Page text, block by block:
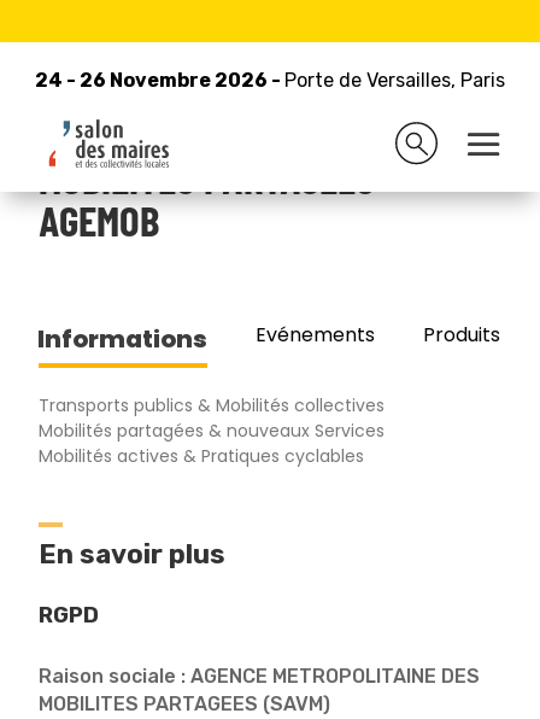
24 - 26 Novembre 2026 - Porte de Versailles, Paris
24 - 26 Novembre 2026 - Porte de Versailles, Paris
Retour à la liste des exposants
AGENCE METROPOLITAINE DES
MOBILITES PARTAGEES -
AGEMOB
Informations Evénements Produits/
Transports publics & Mobilités collectives
Mobilités partagées & nouveaux Services
Mobilités actives & Pratiques cyclables
En savoir plus
RGPD
Raison sociale : AGENCE METROPOLITAINE DES
MOBILITES PARTAGEES (SAVM)